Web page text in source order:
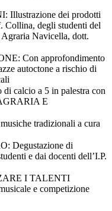
Illustrazione dei prodotti
Collina, degli studenti del
Agraria Navicella, dott.
Con approfondimento
autoctone a rischio di
calcio a 5 in palestra con
E
tradizionali a cura
Degustazione di
e dai docenti dell’I.P.
I TALENTI
e competizione